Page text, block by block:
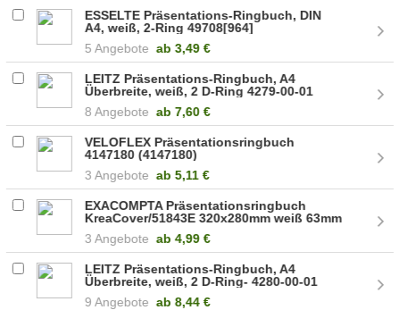
ESSELTE Präsentations-Ringbuch, DIN
A4, weiß, 2-Ring 49708[964]
5 Angebote ab 3,49 €
LEITZ Präsentations-Ringbuch, A4
Überbreite, weiß, 2 D-Ring 4279-00-01
8 Angebote ab 7,60 €
VELOFLEX Präsentationsringbuch
4147180 (4147180)
3 Angebote ab 5,11 €
EXACOMPTA Präsentationsringbuch
KreaCover/51843E 320x280mm weiß 63mm
3 Angebote ab4,99 €
LEITZ Präsentations-Ringbuch, A4
Überbreite, weiß, 2 D-Ring- 4280-00-01
9 Angebote ab 8,44 €